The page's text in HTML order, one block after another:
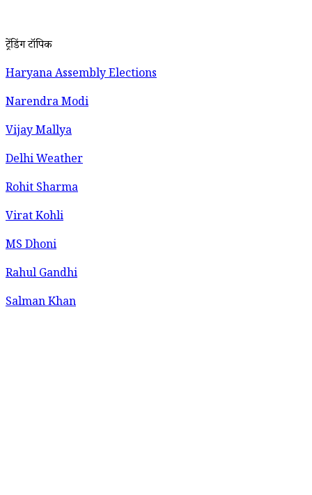
ट्रेंडिंग टॉपिक
Haryana Assembly Elections
Narendra Modi
Vijay Mallya
Delhi Weather
Rohit Sharma
Virat Kohli
MS Dhoni
Rahul Gandhi
Salman Khan